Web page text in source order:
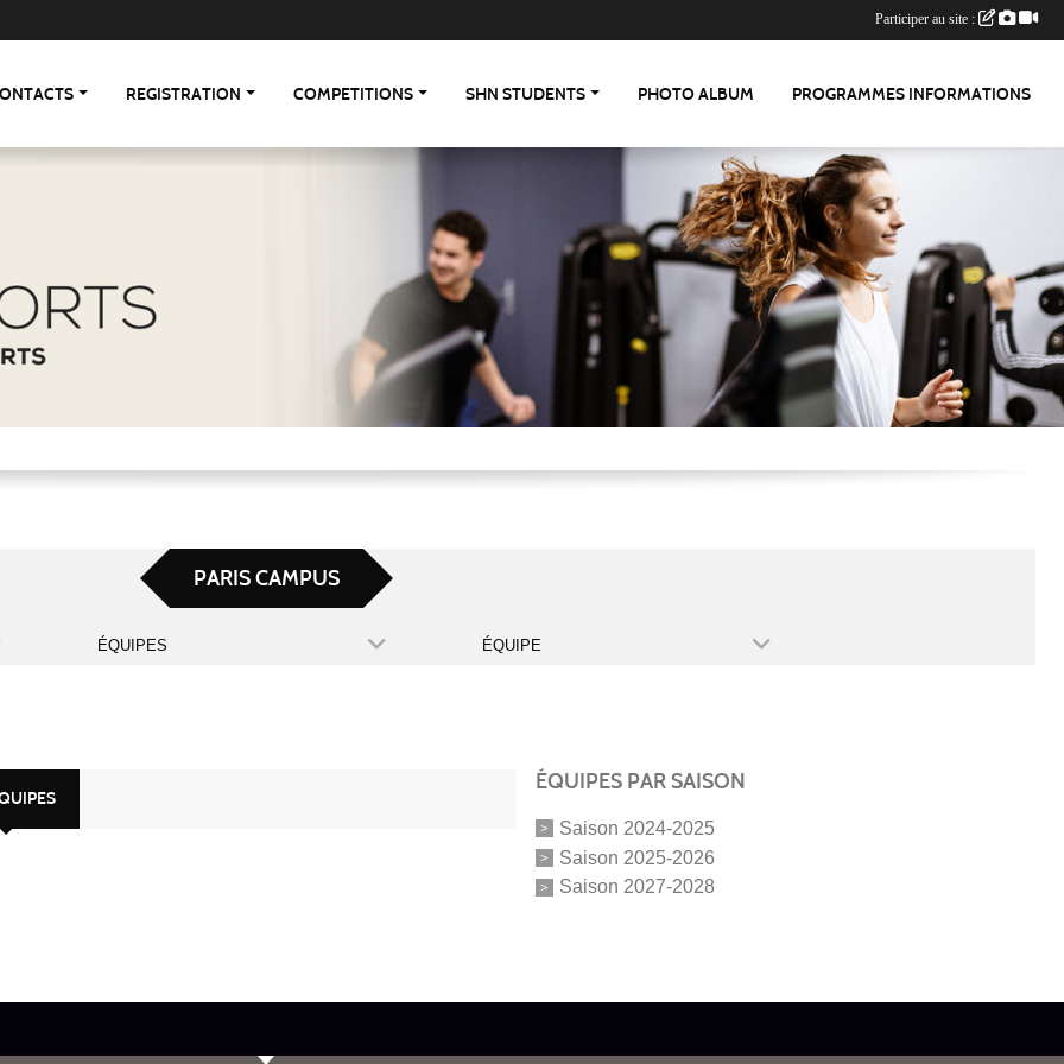
REGISTRATION COMPETITIONS SHN STUDENTS PHOTO ALBUM PROGRAMMES INFORMATIONS
PARIS CAMPUS
ÉQUIPES ÉQUIPE
ÉQUIPES PAR SAISON
Saison 2024-2025
Saison 2025-2026
Saison 2027-2028
Participer au site :